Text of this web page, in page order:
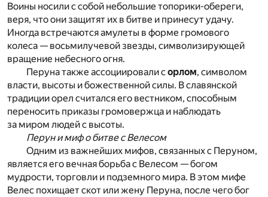
Воины носили с собой небольшие топорики-обереги,
веря, что они защитят их в битве и принесут удачу.
Иногда встречаются амулеты в форме громового
колеса — восьмилучевой звезды, символизирующей
вращение небесного огня.
Перуна также ассоциировали сорлом, символом
власти, высоты и божественной силы. В славянской
традиции орел считался его вестником, способным
переносить приказы громовержца и наблюдать
за миром людей с высоты.
Перун и миф о битве с Велесом
Одним из важнейших мифов, связанных с Перуном,
является его вечная борьба с Велесом — богом
мудрости, торговли и подземного мира. В этом мифе
Велес похищает скот или жену Перуна, после чего бог